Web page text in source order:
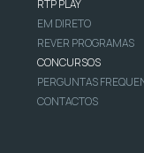
RTP PLAY
EM DIRETO
REVER PROGRAMAS
CONCURSOS
PERGUNTAS
CONTACTOS